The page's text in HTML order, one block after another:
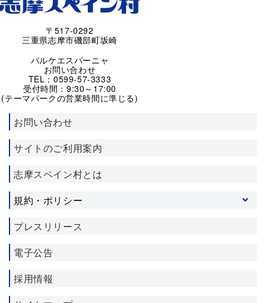
〒517-0292
三重県志摩市磯部町坂崎
パルケエスパーニャ
お問い合わせ
TEL：0599-57-3333
受付時間：9:30～17:00
(テーマパークの営業時間に準じる)
お問い合わせ
サイトのご利用案内
志摩スペイン村とは
規約・ポリシー
プライバシーポリシー
施設利用約款
プレスリリース
電子公告
採用情報